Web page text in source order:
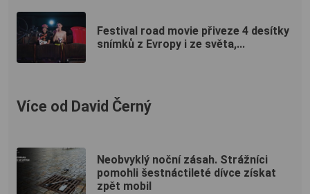
Festival road movie přiveze 4 desítky
snímků z Evropy i ze světa,...
Více od David Černý
Neobvyklý noční zásah. Strážníci
pomohli šestnáctileté dívce získat
zpět mobil